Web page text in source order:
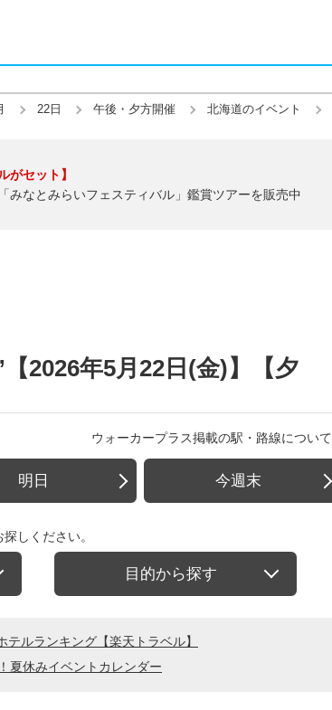
22日 午後・夕方開催 北海道のイベント
がセット】
みなとみらいフェスティバル」鑑賞ツアーを販売中
2026年5月22日(金)】【夕
ウォーカープラス掲載の駅・路線について
明日 今週末
しください。
目的から探す
ルランキング【楽天トラベル】
夏休みイベントカレンダー